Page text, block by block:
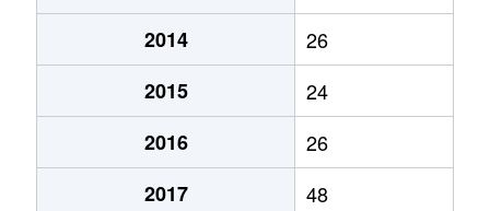
2014
26
2015
24
2016
26
2017
48